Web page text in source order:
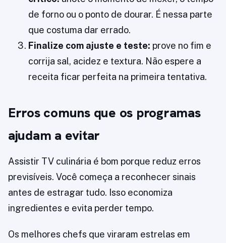
de forno ou o ponto de dourar. É nessa parte
que costuma dar errado.
Finalize com ajuste e teste: prove no fim e
corrija sal, acidez e textura. Não espere a
receita ficar perfeita na primeira tentativa.
Erros comuns que os programas
ajudam a evitar
Assistir TV culinária é bom porque reduz erros
previsíveis. Você começa a reconhecer sinais
antes de estragar tudo. Isso economiza
ingredientes e evita perder tempo.
Os melhores chefs que viraram estrelas em